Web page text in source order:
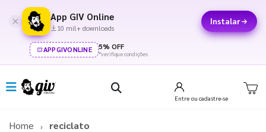
App GIV Online
10 mil+ downloads
Instalar
APPGIVONLINE 5% OFF
*verifique condições
Entre ou cadastre-se
Home reciclato